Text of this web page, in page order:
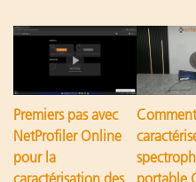
Premiers pas avec
NetProfiler Online
pour la